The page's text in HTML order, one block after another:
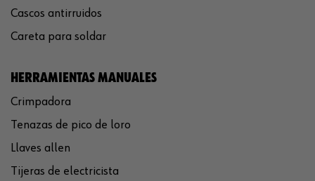
Cascos antirruidos
Careta para soldar
HERRAMIENTAS MANUALES
Crimpadora
Tenazas de pico de loro
Llaves allen
Tijeras de electricista